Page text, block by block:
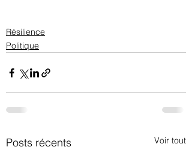
Résilience
Politique
Posts récents Voir tout